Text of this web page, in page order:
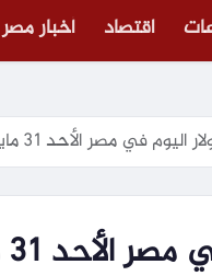
اقتصاد أخبار مصر
مايو 2026.. تفاوت بين البنوك وتحركات محدودة بالسوق